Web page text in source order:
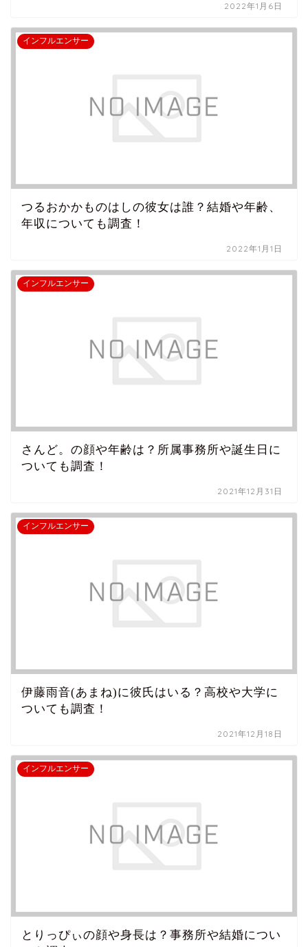
2022年1月6日
インフルエンサー
つるおかかものはしの彼女は誰？結婚や年齢、
年収についても調査！
2022年1月1日
インフルエンサー
さんど。の顔や年齢は？所属事務所や誕生日に
ついても調査！
2021年12月31日
インフルエンサー
伊藤雨音(あまね)に彼氏はいる？高校や大学に
ついても調査！
2021年12月18日
インフルエンサー
とりっぴぃの顔や身長は？事務所や結婚につい